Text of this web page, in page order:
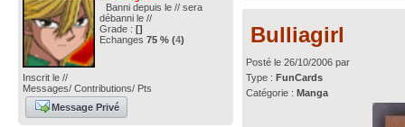
Banni depuis le // sera
débanni le //
Grade : []
Echanges 75 % (4)
Inscrit le //
Messages/ Contributions/ Pts
Message Privé
Bulliagirl
Posté le 26/10/2006 par
Type :FunCards
Catégorie :Manga